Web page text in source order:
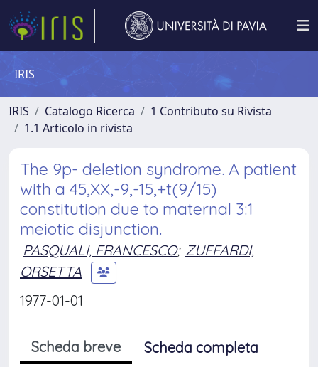
IRIS
IRIS Catalogo Ricerca
1 Contributo su Rivista
1.1 Articolo in rivista
The 9p- deletion syndrome. A patient
with a 45,XX,-9,-15,+t(9/15)
constitution due to maternal 3:1
meiotic disjunction.
PASQUALI, FRANCESCO; ZUFFARDI,
ORSETTA
1977-01-01
Scheda breve
Scheda completa